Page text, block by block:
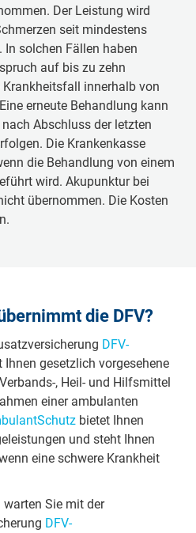
Der Leistung wird
seit mindestens
solchen Fällen haben
auf bis zu zehn
innerhalb von
erneute Behandlung kann
Abschluss der letzten
Die Krankenkasse
die Behandlung von einem
wird. Akupunktur bei
übernommen. Die Kosten
die DFV?
DFV-
gesetzlich vorgesehene
, Heil- und Hilfsmittel
einer ambulanten
bietet Ihnen
und steht Ihnen
eine schwere Krankheit
warten Sie mit der
DFV-